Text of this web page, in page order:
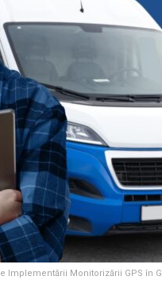
Implementării Monitorizării GPS în